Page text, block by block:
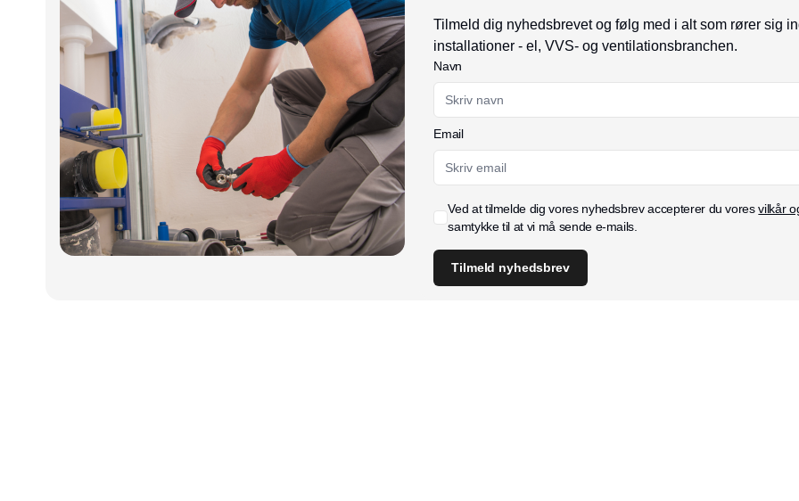
Tilmeld dig nyhedsbrevet og følg med i alt som rører sig
installationer - el, VVS- og ventilationsbranchen.
Navn
Email
Ved at tilmelde dig vores nyhedsbrev accepterer du voresvilkår
samtykke til at vi må sende e-mails.
Tilmeld nyhedsbrev